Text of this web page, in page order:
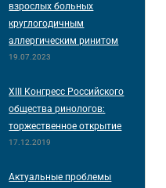
взрослых больных
круглогодичным
аллергическим ринитом
19.07.2023
XIII Конгресс Российского
общества ринологов:
торжественное открытие
17.12.2019
Актуальные проблемы